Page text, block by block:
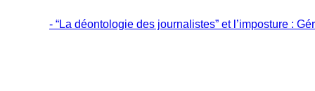
- “La déontologie des journalistes” et l’imposture :